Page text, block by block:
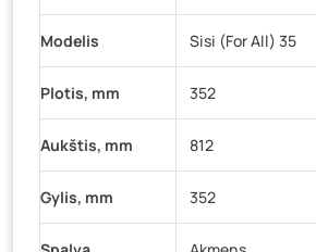
Modelis Sisi (For All) 35
Plotis, mm 352
Aukštis, mm 812
Gylis, mm 352